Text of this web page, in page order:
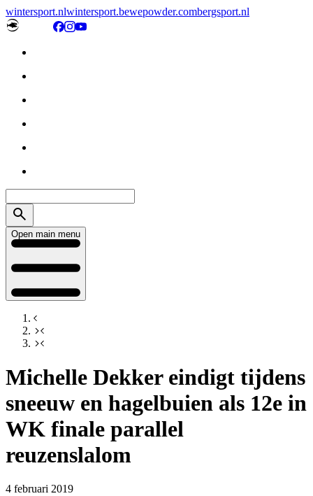
wintersport.nlwintersport.bewepowder.combergsport.nl
Open main menu
Michelle Dekker eindigt tijdens
sneeuw en hagelbuien als 12e in
WK finale parallel
reuzenslalom
4 februari 2019